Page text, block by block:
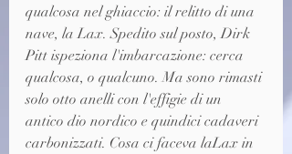
qualcosa nel ghiaccio: il relitto di una
nave, la Lax. Spedito sul posto, Dirk
Pitt ispeziona l'imbarcazione: cerca
qualcosa, o qualcuno. Ma sono rimasti
solo otto anelli con l'effigie di un
antico dio nordico e quindici cadaveri
carbonizzati. Cosa ci faceva laLax in